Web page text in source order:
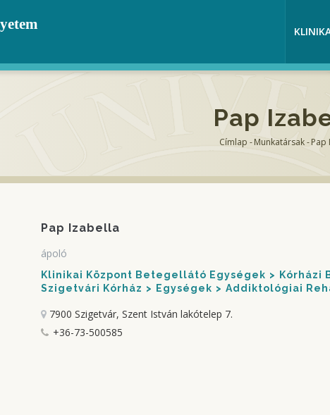
Pap
Címlap - Munkatársak - Pap
Pap Izabella
ápoló
Klinikai Központ Betegellátó Egységek
Kórházi
Szigetvári Kórház
Egységek Addiktológiai
7900 Szigetvár, Szent István lakótelep 7.
+36-73-500585